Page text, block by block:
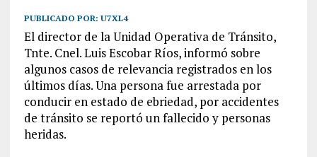
PUBLICADO POR: U7XL4
El director de la Unidad Operativa de Tránsito,
Tnte. Cnel. Luis Escobar Ríos, informó sobre
algunos casos de relevancia registrados en los
últimos días. Una persona fue arrestada por
conducir en estado de ebriedad, por accidentes
de tránsito se reportó un fallecido y personas
heridas.